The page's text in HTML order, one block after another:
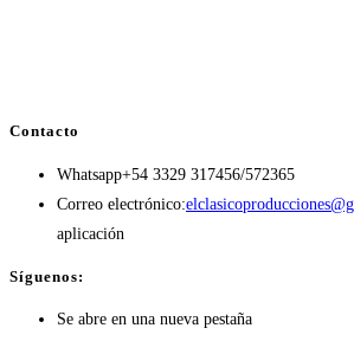
Contacto
Whatsapp+54 3329 317456/572365
Correo electrónico:
aplicación
Síguenos:
Se abre en una nueva pestaña